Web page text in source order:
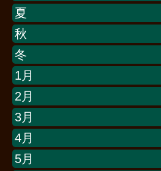
夏
秋
冬
1月
2月
3月
4月
5月